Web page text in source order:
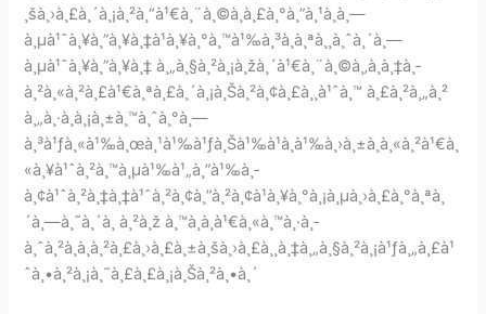
¸šà¸›à¸£à¸´à¸¡à¸²à¸“à¹€à¸¨à¸©à¸à¸£à¸°à¸”à¸¹à¸à¸—
à¸µà¹ˆà¸¥à¸”à¸¥à¸‡à¹à¸¥à¸°à¸™à¹‰à¸³à¸­à¸ªà¸¸à¸ˆà¸´à¸—
à¸µà¹ˆà¸¥à¸”à¸¥à¸‡ à¸„à¸§à¸²à¸¡à¸žà¸´à¹€à¸¨à¸©à¸‚à¸­à¸‡à¸­
à¸²à¸«à¸²à¸£à¹€à¸ªà¸£à¸´à¸¡à¸Šà¸²à¸¢à¸£à¸¸à¹ˆà¸™ à¸£à¸²à¸„à¸²
à¸„à¸·à¸­à¸¡à¸±à¸™à¸ˆà¸°à¸—
à¸³à¹ƒà¸«à¹‰à¸œà¸¹à¹‰à¹ƒà¸Šà¹‰à¹à¸à¹‰à¸›à¸±à¸à¸«à¸²à¹€à¸
«à¸¥à¹ˆà¸²à¸™à¸µà¹‰à¹„à¸”à¹‰à¸­
à¸¢à¹ˆà¸²à¸‡à¸‡à¹ˆà¸²à¸¢à¸”à¸²à¸¢à¹à¸¥à¸°à¸¡à¸µà¸›à¸£à¸°à¸ªà¸
´à¸—à¸˜à¸´à¸ à¸²à¸ž à¸™à¸­à¸à¹€à¸«à¸™à¸·à¸­
à¸ˆà¸²à¸à¸à¸²à¸£à¸›à¸£à¸±à¸šà¸›à¸£à¸¸à¸‡à¸„à¸§à¸²à¸¡à¹ƒà¸„à¸£à¹
ˆà¸•à¸²à¸¡à¸˜à¸£à¸£à¸¡à¸Šà¸²à¸•à¸´